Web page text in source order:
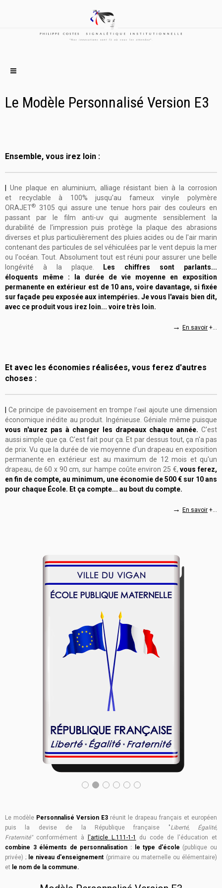
Le Modèle Personnalisé Version E3
Ensemble, vous irez loin :
Une plaque en aluminium, alliage résistant bienà la corrosion
et recyclable à 100% jusqu'au fameux vinyle polymère
ORAJET®
3105 qui assure une tenue hors pair des couleurs en
passant par le film anti-uv qui augmente sensiblement la
durabilité de l'impression puis protège la plaque des abrasions
diverses et plus particulièrement des pluies acides ou de l'air marin
contenant des particules de sel véhiculées par le vent depuis la mer
ou l'océan. Tout. Absolument tout est réuni pour assurer une belle
longévité à la plaque
Les chiffres sont parlants...
éloquents même : la durée de vie moyenne en exposition
permanente en extérieur est de 10 ans, voire davantage, si fixée
sur façade peu exposée aux intempéries. Je vous l'avais bien dit,
avec ce produit vous irez loin... voire très loin.
→ En savoir +...
Et avec les économies réalisées, vous ferez d'autres
choses :
Ce principe de pavoisement en trompel’œil ajoute une dimension
économique inédite au produit. Ingénieuse. Géniale même puisque
vous n'aurez pas à changer les drapeaux chaque année. C'est
aussi simple que ça. C'est fait pour ça. Et par dessus tout, ça n'a pas
de prix. Vu que la durée de vie moyenne d'un drapeau en exposition
permanente en extérieur est au maximum de 12 mois et qu'un
drapeau, de 60 x 90 cm, sur hampe coûte environ 25 €,vous ferez,
en fin de compte, au minimum, une économie de 500 € sur 10 ans
pour chaque École. Et ça compte... au bout du compte.
→ En savoir +...
Le modèle Personnalisé Version E3 réunit le drapeau français et européen
puis la devise de la République française "Liberté, Égalité,
Fraternité" conformément à l'article L.111-1-1 du code de l'éducation et
combine 3 éléments de personnalisation : le type d'école (publique ou
privée) ; le niveau d'enseignement (primaire ou maternelle ou élémentaire)
et le nom de la commune.